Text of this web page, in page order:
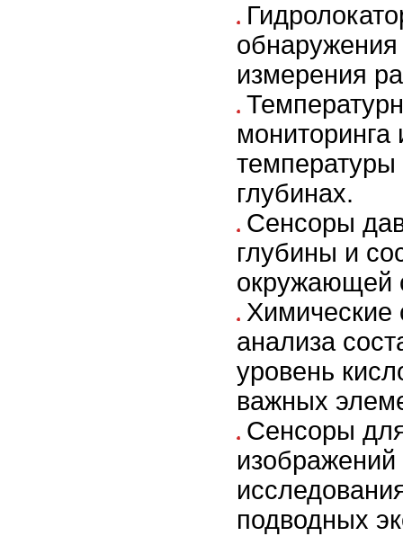
обнаружения
измерения
мониторинга
глубинах.
Сенсоры
глубины и
окружающей
Химические
анализа
уровень
важных
Сенсоры
подводных